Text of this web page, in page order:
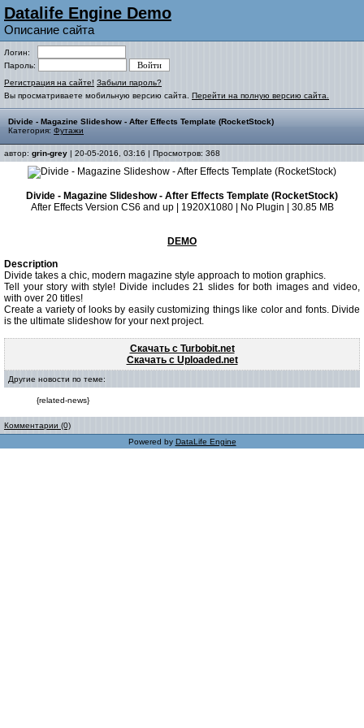
Datalife Engine Demo
Описание сайта
Логин:
Пароль:
Регистрация на сайте! Забыли пароль?
Вы просматриваете мобильную версию сайта. Перейти на полную версию сайта.
Divide - Magazine Slideshow - After Effects Template (RocketStock)
Категория: Футажи
автор: grin-grey | 20-05-2016, 03:16 | Просмотров: 368
Divide - Magazine Slideshow - After Effects Template (RocketStock)
After Effects Version CS6 and up | 1920X1080 | No Plugin | 30.85 MB
DEMO
Description
Divide takes a chic, modern magazine style approach to motion graphics.
Tell your story with style! Divide includes 21 slides for both images and video,
with over 20 titles!
Create a variety of looks by easily customizing things like color and fonts. Divide
is the ultimate slideshow for your next project.
Скачать с Turbobit.net
Скачать с Uploaded.net
Другие новости по теме:
{related-news}
Комментарии (0)
Powered by DataLife Engine